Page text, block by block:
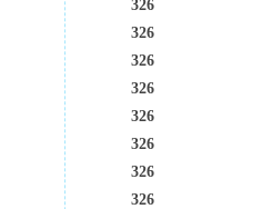
326
326
326
326
326
326
326
326